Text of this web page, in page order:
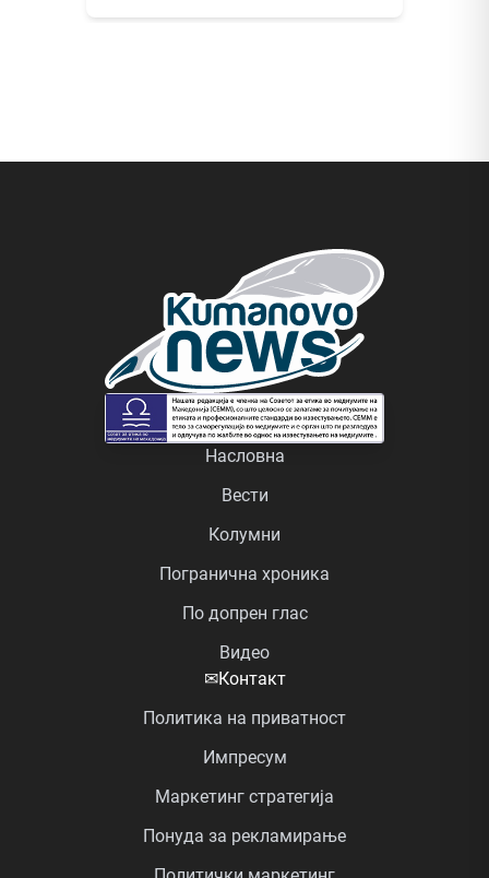
Насловна
Вести
Колумни
Погранична хроника
По допрен глас
Видео
✉Контакт
Политика на приватност
Импресум
Маркетинг стратегија
Понуда за рекламирање